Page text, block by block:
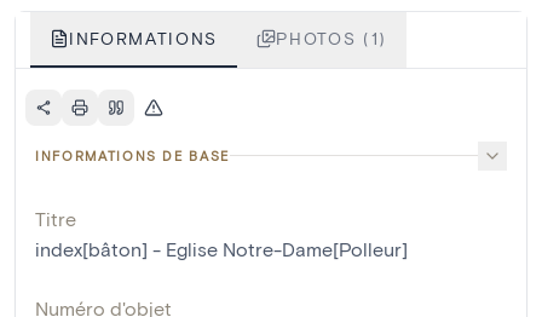
INFORMATIONS PHOTOS (1)
INFORMATIONS DE BASE
Titre
index[bâton] - Eglise Notre-Dame[Polleur]
Numéro d'objet